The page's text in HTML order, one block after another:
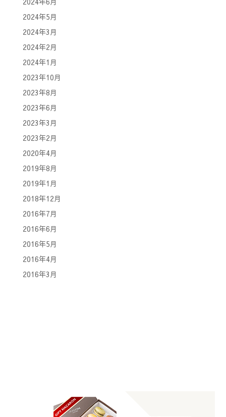
2024年5月
2024年3月
2024年2月
2024年1月
2023年10月
2023年8月
2023年6月
2023年3月
2023年2月
2020年4月
2019年8月
2019年1月
2018年12月
2016年7月
2016年6月
2016年5月
2016年4月
2016年3月